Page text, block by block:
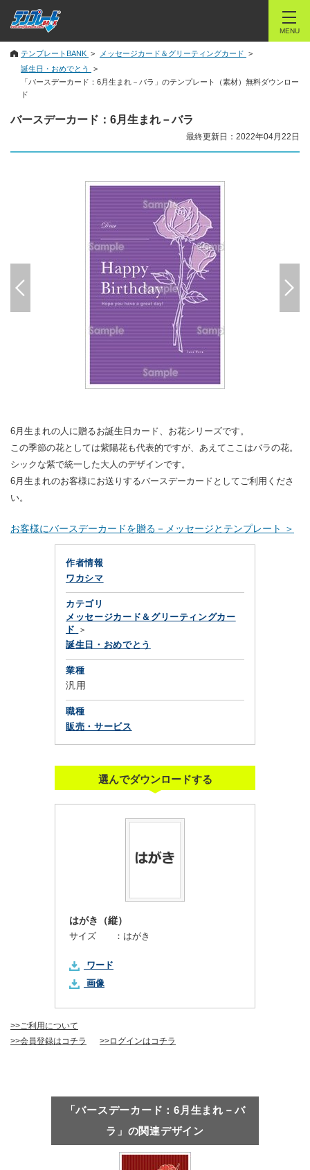
MENU
テンプレートBANK
メッセージカード＆グリーティングカード
誕生日・おめでとう
「バースデーカード：6月生まれ－バラ」のテンプレート（素材）無料ダウンロー
ド
バースデーカード：6月生まれ－バラ
最終更新日：2022年04月22日
6月生まれの人に贈るお誕生日カード、お花シリーズです。
この季節の花としては紫陽花も代表的ですが、あえてここはバラの花。
シックな紫で統一した大人のデザインです。
6月生まれのお客様にお送りするバースデーカードとしてご利用くださ
い。
お客様にバースデーカードを贈る－メッセージとテンプレート ＞
作者情報
ワカシマ
カテゴリ
メッセージカード＆グリーティングカー
ド
誕生日・おめでとう
業種
汎用
職種
販売・サービス
選んでダウンロードする
はがき（縦）
サイズ ： はがき
ワード
画像
>>ご利用について
>>会員登録はコチラ
>>ログインはコチラ
「バースデーカード：6月生まれ－バ
ラ」の関連デザイン